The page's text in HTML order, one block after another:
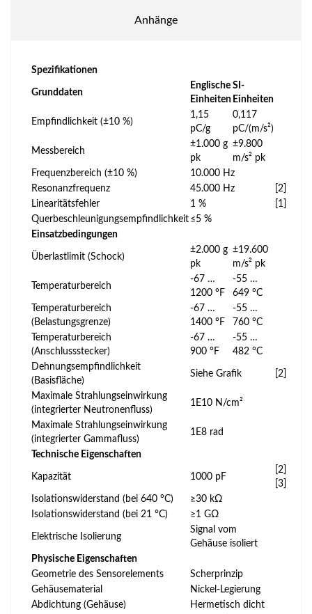
Anhänge
Spezifikationen
Grunddaten
Englische
Einheiten
SI-
Einheiten
Empfindlichkeit (±10 %)
1,15
pC/g
0,117
pC/(m/s²)
Messbereich
±1.000 g
pk
±9.800
m/s² pk
Frequenzbereich (±10 %)
10.000 Hz
Resonanzfrequenz
45.000 Hz
[2]
Linearitätsfehler
1 %
[1]
Querbeschleunigungsempfindlichkeit ≤5 %
Einsatzbedingungen
Überlastlimit (Schock)
±2.000 g
pk
±19.600
m/s² pk
Temperaturbereich
-67 …
1200 °F
-55 …
649 °C
Temperaturbereich
(Belastungsgrenze)
-67 …
1400 °F
-55 …
760 °C
Temperaturbereich
(Anschlussstecker)
-67 …
900 °F
-55 …
482 °C
Dehnungsempfindlichkeit
(Basisfläche)
Siehe Grafik [2]
Maximale Strahlungseinwirkung
(integrierter Neutronenfluss)
1E10 N/cm²
Maximale Strahlungseinwirkung
(integrierter Gammafluss)
1E8 rad
Technische Eigenschaften
Kapazität 1000 pF
[2]
[3]
Isolationswiderstand (bei 640 °C)
≥30 kΩ
Isolationswiderstand (bei 21 °C)
≥1 GΩ
Elektrische Isolierung
Signal vom
Gehäuse isoliert
Physische Eigenschaften
Geometrie des Sensorelements
Scherprinzip
Gehäusematerial
Nickel-Legierung
Abdichtung (Gehäuse)
Hermetisch dicht